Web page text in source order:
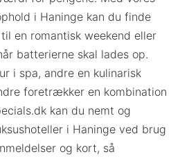
i Haninge kan du finde
en romantisk weekend eller
batterierne skal lades op.
i spa, andre en kulinarisk
foretrækker en kombination
kan du nemt og
i Haninge ved brug
og kort, så